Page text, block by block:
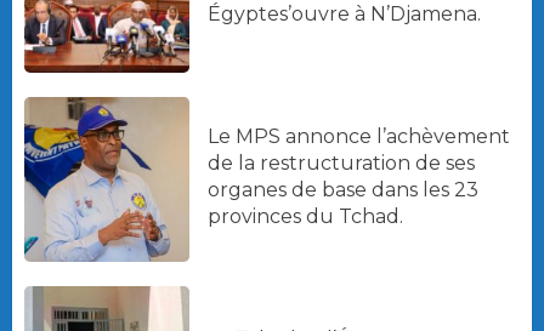
Égyptes’ouvre à N’Djamena.
Le MPS annonce l’achèvement
de la restructuration de ses
organes de base dans les 23
provinces du Tchad.